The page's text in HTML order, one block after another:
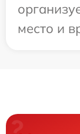
место и